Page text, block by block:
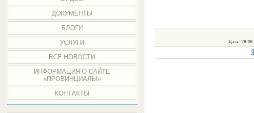
ДОКУМЕНТЫ
БЛОГИ
УСЛУГИ
ВСЕ НОВОСТИ
ИНФОРМАЦИЯ О САЙТЕ
«ПРОВИНЦИАЛЫ»
КОНТАКТЫ
Дата: